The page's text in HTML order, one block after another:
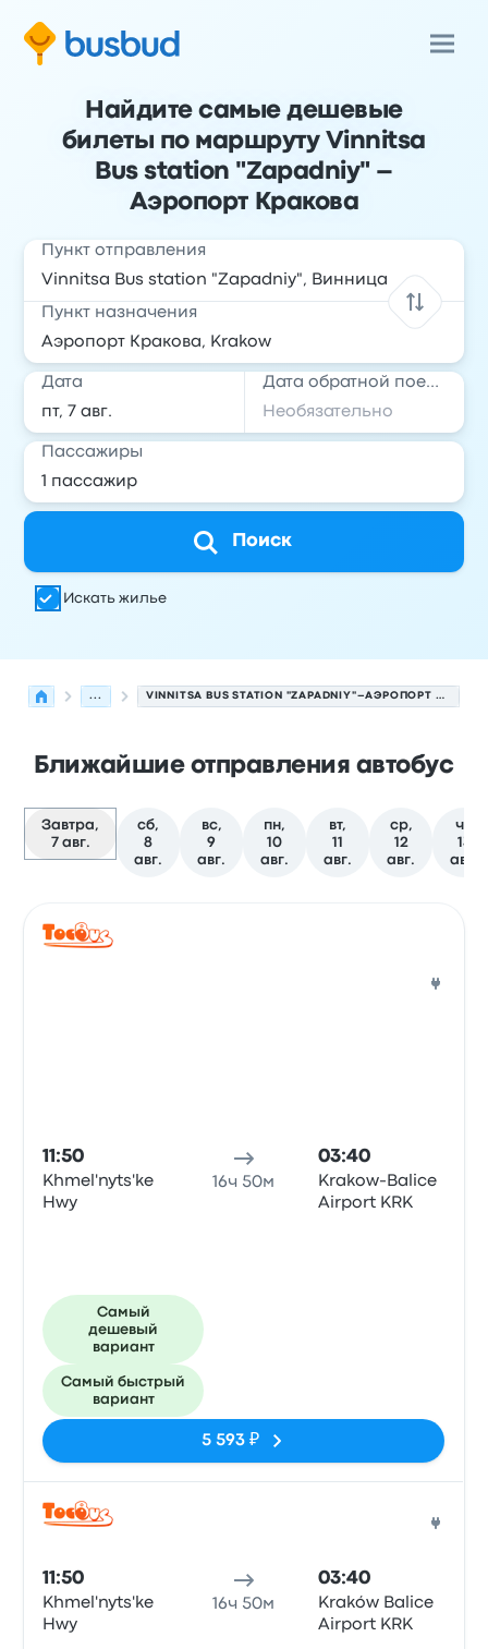
Найдите самые дешевые
билеты по маршруту Vinnitsa
Bus station "Zapadniy" –
Аэропорт Кракова
Пункт отправления
Пункт назначения
Дата Дата обратной поездки
Пассажиры
Поиск
Искать жилье
... VINNITSA BUS STATION "ZAPADNIY"–АЭРОПОРТ КРАКОВА
Ближайшие отправления автобус
Завтра,
7 авг.
сб,
8
авг.
вс,
9
авг.
пн,
10
авг.
вт,
11
авг.
ср,
12
авг.
чт,
13
авг.
11:50
Khmel'nyts'ke
Hwy
16ч 50м
03:40
Krakow-Balice
Airport KRK
Самый
дешевый
вариант
Самый быстрый
вариант
5 593 ₽
11:50
Khmel'nyts'ke
Hwy
16ч 50м
03:40
Kraków Balice
Airport KRK